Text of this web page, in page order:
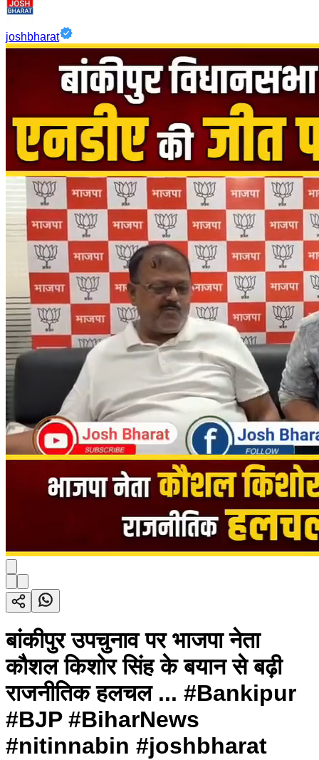
joshbharat
बांकीपुर उपचुनाव पर भाजपा नेता
कौशल किशोर सिंह के बयान से बढ़ी
राजनीतिक हलचल ... #Bankipur
#BJP #BiharNews
#nitinnabin #joshbharat